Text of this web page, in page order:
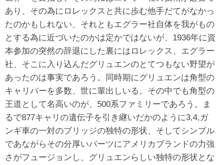
あり、その為にロレックスと共に歩む他手だてがなかっ
たのかもしれない、それともエグラー社自体を我がもの
とする為に近づいたのかは定かではないが、1936年に資
本参加の突然の辞退にした裏にはロレックス、エグラー
社、そこに入り込んだグリュエンのとてつもない野望が
あったのは事実であろう。同時期にグリュエンは角型の
キャリバーを多数、世に輩出しいる。その中でも角型の
王道として名高いのが、500系ファミリーであろう。ま
るで877キャリの遺伝子を引き継いだかのように3,4,ガ
ンギ車の一対のブリッジの独特の形状、そしてシンプル
であながらその分厚いパーツにアメリカブランドの力強
さがフュージョンし、グリュエンらしい独特の形状とな